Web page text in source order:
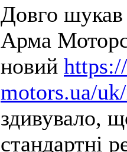
Довго шукав
Арма
новий
motors.ua/
здивувало,
стандартні